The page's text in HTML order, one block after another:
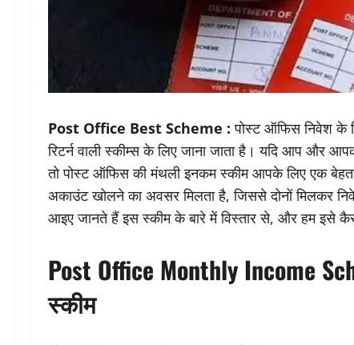
Post Office Best Scheme : पोस्ट ऑफिस निवेश के
रिटर्न वाली स्कीम्स के लिए जाना जाता है। यदि आप और
तो पोस्ट ऑफिस की मंथली इनकम स्कीम आपके लिए एक
अकाउंट खोलने का अवसर मिलता है, जिससे दोनों मिलकर
आइए जानते हैं इस स्कीम के बारे में विस्तार से, और हम इसे कैसे
Post Office Monthly Income
स्कीम